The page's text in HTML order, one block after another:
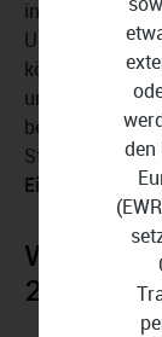
informiert Sie
Unterlagen von
können. Sie
unter dem
berechnete
Einspruchshilfe
WISO
2023)
den